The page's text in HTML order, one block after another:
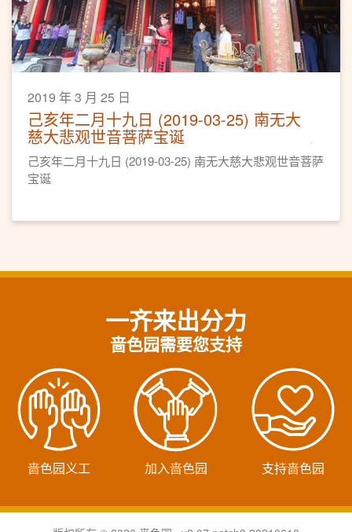
2019 年 3 月 25 日
己亥年二月十九日 (2019-03-25) 南无大
慈大悲观世音菩萨宝诞
己亥年二月十九日 (2019-03-25) 南无大慈大悲观世音菩萨
宝诞
一齐来出分力
啬色园需要您支持
啬色园义工 加入啬色园 支持啬色园